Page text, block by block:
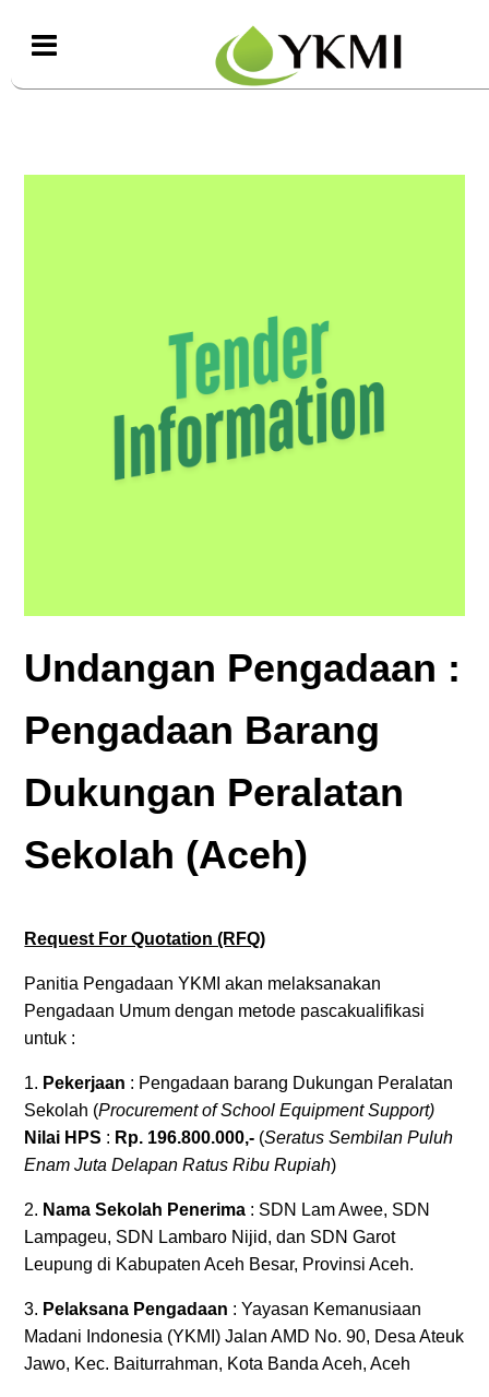
Undangan Pengadaan :
Pengadaan Barang
Dukungan Peralatan
Sekolah (Aceh)
Request For Quotation (RFQ)
Panitia Pengadaan YKMI akan melaksanakan
Pengadaan Umum dengan metode pascakualifikasi
untuk :
1. Pekerjaan : Pengadaan barang Dukungan Peralatan
Sekolah (Procurement of School Equipment Support)
Nilai HPS : Rp. 196.800.000,- (Seratus Sembilan Puluh
Enam Juta Delapan Ratus Ribu Rupiah)
2. Nama Sekolah Penerima : SDN Lam Awee, SDN
Lampageu, SDN Lambaro Nijid, dan SDN Garot
Leupung di Kabupaten Aceh Besar, Provinsi Aceh.
3. Pelaksana Pengadaan : Yayasan Kemanusiaan
Madani Indonesia (YKMI) Jalan AMD No. 90, Desa Ateuk
Jawo, Kec. Baiturrahman, Kota Banda Aceh, Aceh